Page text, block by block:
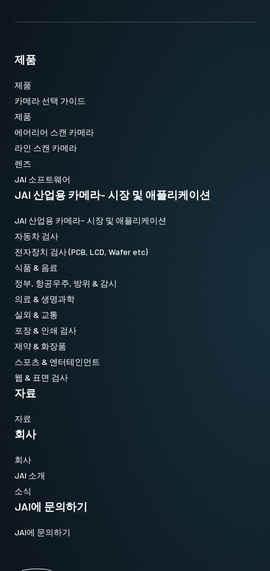
참고: 본 제품은 카메라와 함께 주문해야만 합니다(단독 주문 불
데이터시트 다운로드
제품
제품
카메라 선택 가이드
제품
에어리어 스캔 카메라
라인 스캔 카메라
렌즈
JAI 소프트웨어
JAI 산업용 카메라- 시장 및 애플리케이션
JAI 산업용 카메라- 시장 및 애플리케이션
자동차 검사
전자장치 검사 (PCB, LCD, Wafer etc)
식품 & 음료
정부, 항공우주, 방위 & 감시
의료 & 생명과학
실외 & 교통
포장 & 인쇄 검사
제약 & 화장품
스포츠 & 엔터테인먼트
웹 & 표면 검사
자료
자료
회사
회사
JAI 소개
소식
JAI에 문의하기
JAI에 문의하기